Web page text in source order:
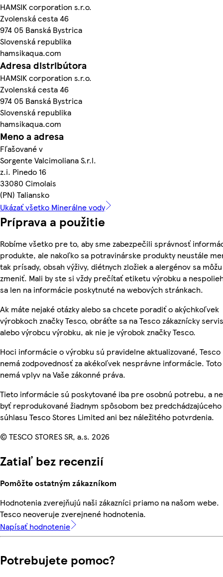
HAMSIK corporation s.r.o.
Zvolenská cesta 46
974 05 Banská Bystrica
Slovenská republika
hamsikaqua.com
Adresa distribútora
HAMSIK corporation s.r.o.
Zvolenská cesta 46
974 05 Banská Bystrica
Slovenská republika
hamsikaqua.com
Meno a adresa
Fľašované v
Sorgente Valcimoliana S.r.l.
z.i. Pinedo 16
33080 Cimolais
(PN) Taliansko
Ukázať všetko Minerálne vody
Príprava a použitie
Robíme všetko pre to, aby sme zabezpečili správnosť
produkte, ale nakoľko sa potravinárske produkty neustále
tak prísady, obsah výživy, diétnych zložiek a alergénov sa môžu
zmeniť. Mali by ste si vždy prečítať etiketu výrobku a
sa len na informácie poskytnuté na webových stránkach.
Ak máte nejaké otázky alebo sa chcete poradiť o akýchkoľvek
výrobkoch značky Tesco, obráťte sa na Tesco zákaznícky
alebo výrobcu výrobku, ak nie je výrobok značky Tesco.
Hoci informácie o výrobku sú pravidelne aktualizované, Tesco
nemá zodpovednosť za akékoľvek nesprávne informácie. Toto
nemá vplyv na Vaše zákonné práva.
Tieto informácie sú poskytované iba pre osobnú potrebu, a
byť reprodukované žiadnym spôsobom bez predchádzajúceho
súhlasu Tesco Stores Limited ani bez náležitého potvrdenia.
© TESCO STORES SR, a.s. 2026
Zatiaľ bez recenzií
Pomôžte ostatným zákazníkom
Hodnotenia zverejňujú naši zákazníci priamo na našom webe.
Tesco neoveruje zverejnené hodnotenia.
Napísať hodnotenie
Potrebujete pomoc?